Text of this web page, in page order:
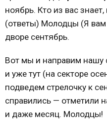
ноябрь. Кто из вас
(ответы) Молодцы (Я вам
дворе сентябрь.
Вот мы и направим нашу
и уже тут (на секторе
подведем стрелочку к
справились — отметили
и даже месяц. Молодцы!